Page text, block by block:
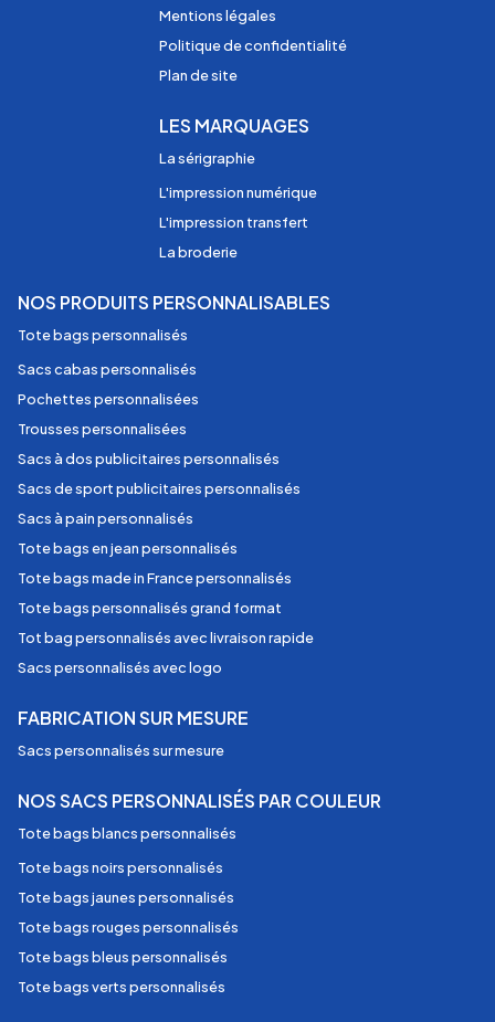
Mentions légales
Politique de confidentialité
Plan de site
LES MARQUAGES
La sérigraphie
L'impression numérique
L'impression transfert
La broderie
NOS PRODUITS PERSONNALISABLES
Tote bags personnalisés
Sacs cabas personnalisés
Pochettes personnalisées
Trousses personnalisées
Sacs à dos publicitaires personnalisés
Sacs de sport publicitaires personnalisés
Sacs à pain personnalisés
Tote bags en jean personnalisés
Tote bags made in France personnalisés
Tote bags personnalisés grand format
Tot bag personnalisés avec livraison rapide
Sacs personnalisés avec logo
FABRICATION SUR MESURE
Sacs personnalisés sur mesure
NOS SACS PERSONNALISÉS PAR COULEUR
Tote bags blancs personnalisés
Tote bags noirs personnalisés
Tote bags jaunes personnalisés
Tote bags rouges personnalisés
Tote bags bleus personnalisés
Tote bags verts personnalisés